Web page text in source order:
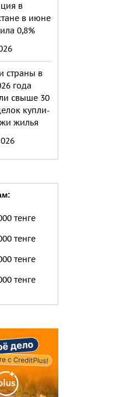
в
в июне
0,8%
страны в
года
свыше 30
купли-
жилья
тенге
тенге
тенге
тенге